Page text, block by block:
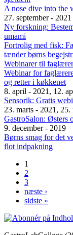
A nose dive into the
27. september - 2021
Ny forskning:
umami
Fortrolig med fisk:
tænder børns
Webinarer til
Webinar for
og retter i køkkenet
8. april - 2021 , 12.
Sensorik: Gratis
23. marts - 2021 , 25.
GastroSalon: Østers
9. december - 2019
Børns smag for det
flot indpakning
Sider
1
2
3
næste ›
sidste »